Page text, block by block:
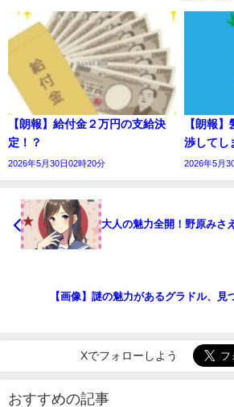
【朗報】給付金２万円の支給決
定！？
2026年5月30日02時20分
【朗報
渉してし
2026年5月
大人の魅力全開！野原みさ
【画像】謎の魅力があるグラドル、見
Xでフォローしよう
おすすめの記事